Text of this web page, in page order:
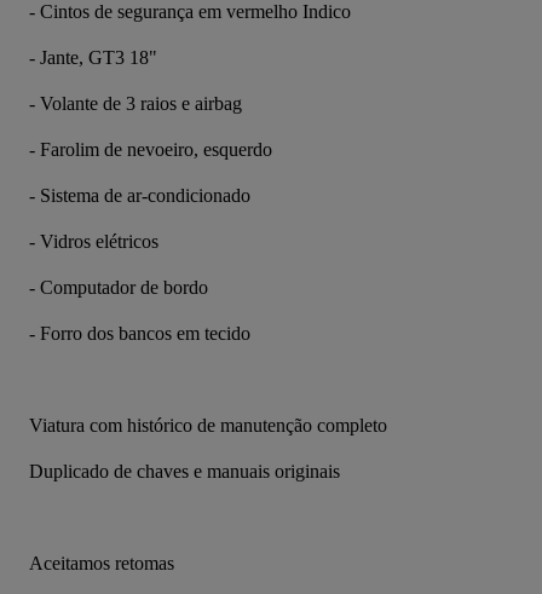
- Cintos de segurança em vermelho Indico
- Jante, GT3 18"
- Volante de 3 raios e airbag
- Farolim de nevoeiro, esquerdo
- Sistema de ar-condicionado
- Vidros elétricos
- Computador de bordo
- Forro dos bancos em tecido
Viatura com histórico de manutenção completo
Duplicado de chaves e manuais originais
Aceitamos retomas